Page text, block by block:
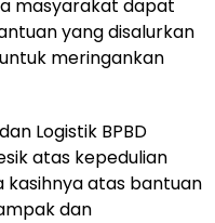
masyarakat dapat
yang disalurkan
meringankan
Logistik BPBD
atas kepedulian
atas bantuan
dan